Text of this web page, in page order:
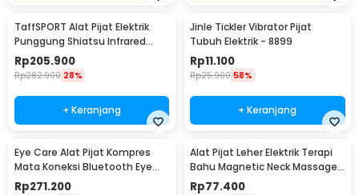
TaffSPORT Alat Pijat Elektrik
Punggung Shiatsu Infrared
Massager - 608
Rp205.900
Rp282.900 28%
+ Keranjang
Jinle Tickler Vibrator Pijat
Tubuh Elektrik - 8899
Rp11.100
Rp25.900 58%
+ Keranjang
Eye Care Alat Pijat Kompres
Mata Koneksi Bluetooth Eye
Massager - H500
Rp271.200
Alat Pijat Leher Elektrik Terapi
Bahu Magnetic Neck Massager
- HX-5880
Rp77.400